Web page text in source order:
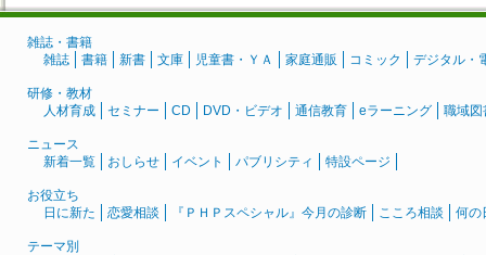
雑誌・書籍
雑誌
書籍 新書 文庫 児童書・ＹＡ 家庭通販 コミック デジタル・
研修・教材
人材育成
セミナー CD DVD・ビデオ 通信教育 eラーニング 職域図
ニュース
新着一覧
おしらせ イベント パブリシティ 特設ページ
お役立ち
日に新た
恋愛相談 『ＰＨＰスペシャル』今月の診断 こころ相談 何の
テーマ別